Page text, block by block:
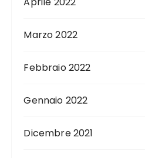
Marzo 2022
Febbraio 2022
Gennaio 2022
Dicembre 2021